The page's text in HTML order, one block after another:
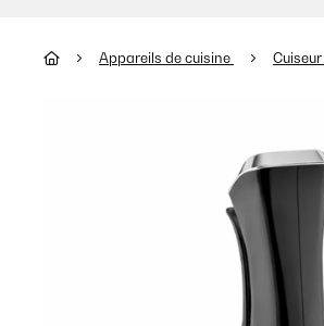
Appareils de cuisine